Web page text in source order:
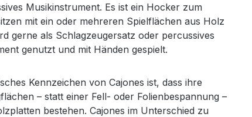
Musikinstrument. Es ist ein Hocker zum
mit ein oder mehreren Spielflächen aus Holz
gerne als Schlagzeugersatz oder percussives
genutzt und mit Händen gespielt.
Kennzeichen von Cajones ist, dass ihre
– statt einer Fell- oder Folienbespannung –
bestehen. Cajones im Unterschied zu